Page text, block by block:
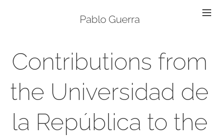
Pablo Guerra
Contributions from
the Universidad de
la República to the